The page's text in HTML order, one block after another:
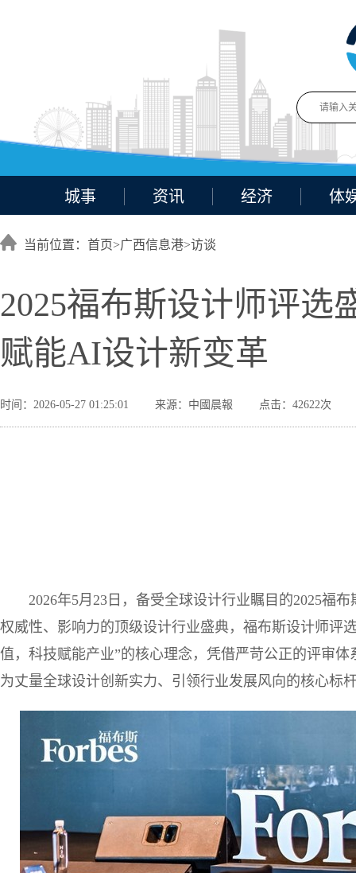
城事 资讯 经济 体
当前位置：首页>广西信息港>访谈
2025福布斯设计师评选
赋能AI设计新变革
时间：2026-05-27 01:25:01 来源：中國晨報 点击：42622次
2026年5月23日，备受全球设计行业瞩目的2025福
权威性、影响力的顶级设计行业盛典，福布斯设计师评
值，科技赋能产业”的核心理念，凭借严苛公正的评审
为丈量全球设计创新实力、引领行业发展风向的核心标